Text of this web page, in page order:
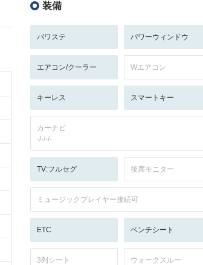
装備
パワステ パワーウィンドウ
エアコン/クーラー Wエアコン
キーレス スマートキー
カーナビ
-/-/-/-
TV:フルセグ 後席モニター
ミュージックプレイヤー接続可
ETC ベンチシート
3列シート ウォークスルー